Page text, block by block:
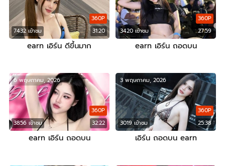
7432 เข้าชม 31:20
360P
earn เอิร์น ดีขึ้นมาก
3420 เข้าชม 27:59
360P
earn เอิร์น ถอดบน
3856 เข้าชม 32:22
360P
6 พฤษภาคม, 2026
earn เอิร์น ถอดบน
3019 เข้าชม 25:38
360P
3 พฤษภาคม, 2026
เอิร์น ถอดบน earn